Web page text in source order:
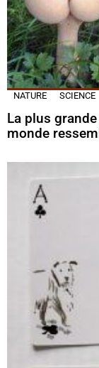
NATURE SCIENCE
La plus
monde